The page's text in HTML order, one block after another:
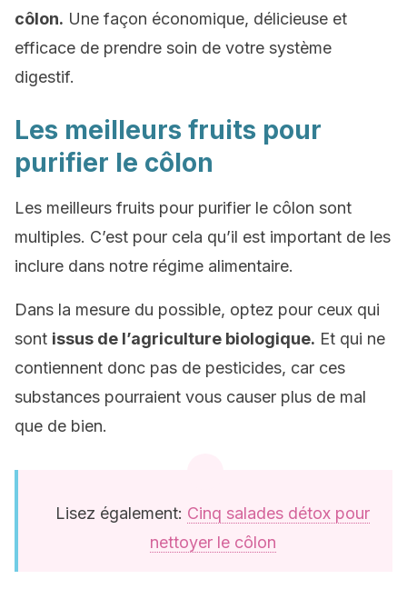
côlon. Une façon économique, délicieuse et
efficace de prendre soin de votre système
digestif.
Les meilleurs fruits pour
purifier le côlon
Les meilleurs fruits pour purifier le côlon sont
multiples. C’est pour cela qu’il est important de les
inclure dans notre régime alimentaire.
Dans la mesure du possible, optez pour ceux qui
sont issus de l’agriculture biologique. Et qui ne
contiennent donc pas de pesticides, car ces
substances pourraient vous causer plus de mal
que de bien.
Lisez également: Cinq salades détox pour
nettoyer le côlon